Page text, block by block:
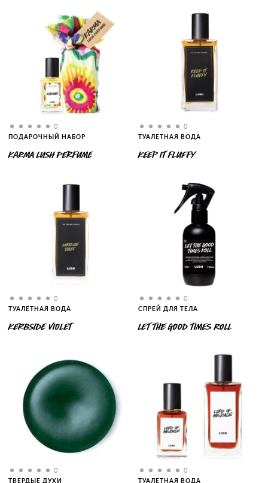
0
ПОДАРОЧНЫЙ НАБОР
KARMA LUSH PERFUME
0
ТУАЛЕТНАЯ ВОДА
KEEP IT FLUFFY
0
ТУАЛЕТНАЯ ВОДА
KERBSIDE VIOLET
0
СПРЕЙ ДЛЯ ТЕЛА
LET THE GOOD TIMES ROLL
0
ТВЕРДЫЕ ДУХИ
0
ТУАЛЕТНАЯ ВОДА